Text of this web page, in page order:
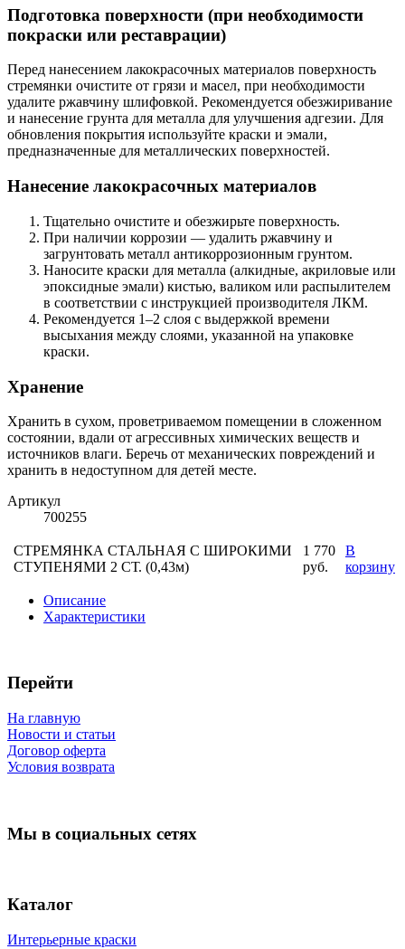
Подготовка поверхности (при необходимости
покраски или реставрации)
Перед нанесением лакокрасочных материалов поверхность
стремянки очистите от грязи и масел, при необходимости
удалите ржавчину шлифовкой. Рекомендуется обезжиривание
и нанесение грунта для металла для улучшения адгезии. Для
обновления покрытия используйте краски и эмали,
предназначенные для металлических поверхностей.
Нанесение лакокрасочных материалов
Тщательно очистите и обезжирьте поверхность.
При наличии коррозии — удалить ржавчину и
загрунтовать металл антикоррозионным грунтом.
Наносите краски для металла (алкидные, акриловые или
эпоксидные эмали) кистью, валиком или распылителем
в соответствии с инструкцией производителя ЛКМ.
Рекомендуется 1–2 слоя с выдержкой времени
высыхания между слоями, указанной на упаковке
краски.
Хранение
Хранить в сухом, проветриваемом помещении в сложенном
состоянии, вдали от агрессивных химических веществ и
источников влаги. Беречь от механических повреждений и
хранить в недоступном для детей месте.
Артикул
700255
СТРЕМЯНКА СТАЛЬНАЯ С ШИРОКИМИ
СТУПЕНЯМИ 2 СТ. (0,43м)
1 770
руб.
В
корзину
Описание
Характеристики
Перейти
На главную
Новости и статьи
Договор оферта
Условия возврата
Мы в социальных сетях
Каталог
Интерьерные краски